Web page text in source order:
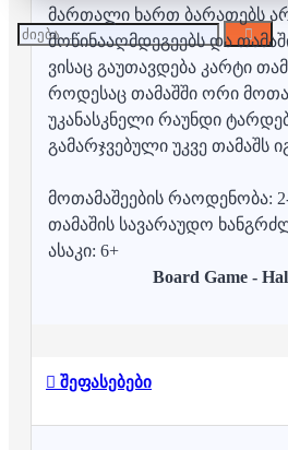
მართალი ხართ ბარათებს
მოწინააღმდეგეებს და
ვისაც გაუთავდება კარტი
როდესაც თამაშში ორი
უკანასკნელი რაუნდი
გამარჯვებული უკვე თამაშს
მოთამაშეების რაოდენობა:
თამაშის სავარაუდო
ასაკი: 6+
Board Game -
შეფასებები